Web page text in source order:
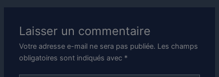
Laisser un commentaire
Votre adresse e-mail ne sera pas publiée. Les champs
obligatoires sont indiqués avec *